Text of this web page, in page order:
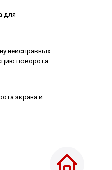
для
неисправных
поворота
экрана и